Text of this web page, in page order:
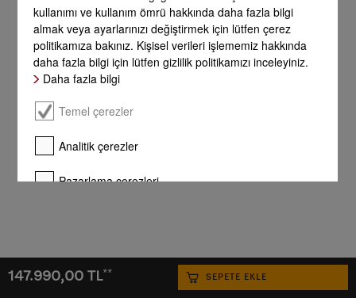
147.990,00 TL** SEPETE EKLE
kullanımı ve kullanım ömrü hakkında daha fazla bilgi
almak veya ayarlarınızı değiştirmek için lütfen çerez
politikamıza bakınız. Kişisel verileri işlememiz hakkında
daha fazla bilgi için lütfen gizlilik politikamızı inceleyiniz.
Daha fazla bilgi
Temel çerezler
Analitik çerezler
Pazarlama çerezleri
Tamamını onayla